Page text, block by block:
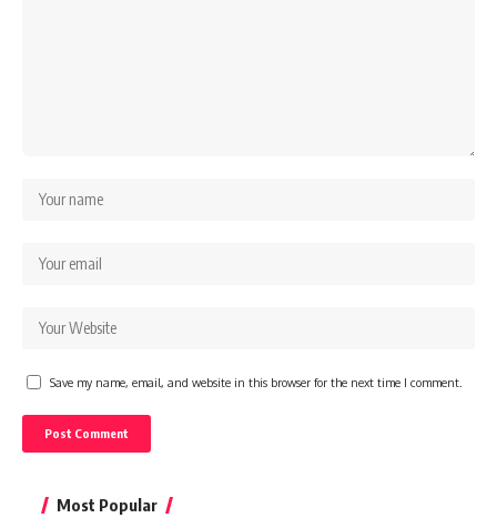
Save my name, email, and website in this browser for the next time I comment.
Most Popular